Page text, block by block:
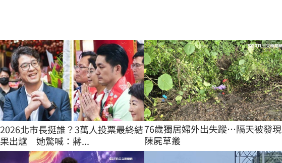
2026北市長挺誰？3萬人投票最終結
果出爐 她驚喊：蔣...
76歲獨居婦外出失蹤…隔天被發現
陳屍草叢